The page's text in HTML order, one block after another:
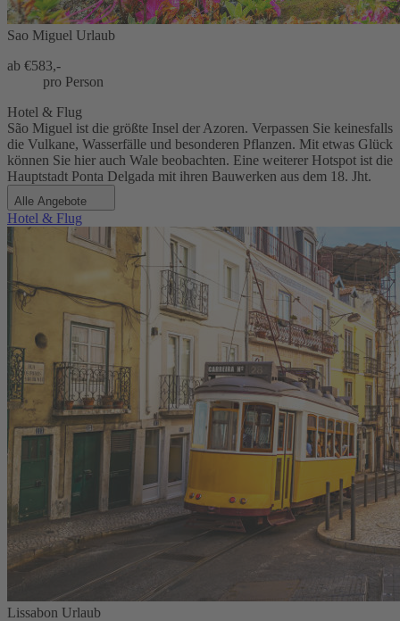
Sao Miguel Urlaub
ab €583,-
pro Person
Hotel & Flug
São Miguel ist die größte Insel der Azoren. Verpassen Sie keinesfalls
die Vulkane, Wasserfälle und besonderen Pflanzen. Mit etwas Glück
können Sie hier auch Wale beobachten. Eine weiterer Hotspot ist die
Hauptstadt Ponta Delgada mit ihren Bauwerken aus dem 18. Jht.
Alle Angebote
Hotel & Flug
Lissabon Urlaub